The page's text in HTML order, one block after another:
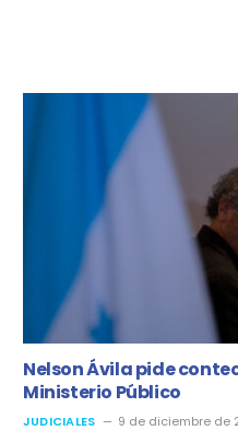
Nelson Ávila pide
Ministerio Público
JUDICIALES 9 de diciembre de